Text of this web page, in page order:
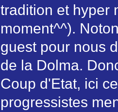
tradition et hyper
moment^^).
guest pour nous
de la Dolma.
Coup d'Etat, ici
progressistes